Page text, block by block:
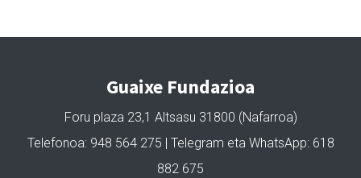
Guaixe Fundazioa
Foru plaza 23,1 Altsasu 31800 (Nafarroa)
Telefonoa: 948 564 275 | Telegram eta WhatsApp: 618
882 675